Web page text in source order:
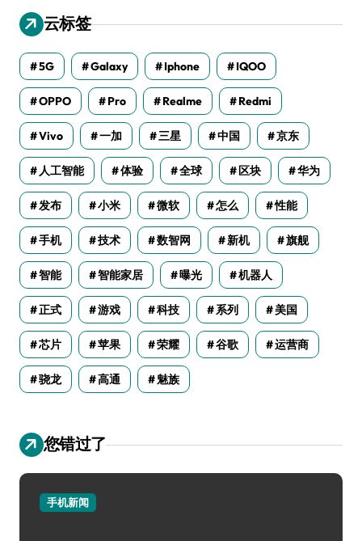
云标签
5G Galaxy Iphone IQOO
OPPO Pro Realme Redmi
Vivo 一加 三星 中国 京东
人工智能 体验 全球 区块 华为
发布 小米 微软 怎么 性能
手机 技术 数智网 新机 旗舰
智能 智能家居 曝光 机器人
正式 游戏 科技 系列 美国
芯片 苹果 荣耀 谷歌 运营商
骁龙 高通 魅族
您错过了
手机新闻